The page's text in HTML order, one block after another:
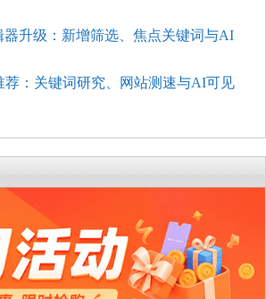
器升级：新增筛选、焦点关键词与AI
荐：关键词研究、网站测速与AI可见